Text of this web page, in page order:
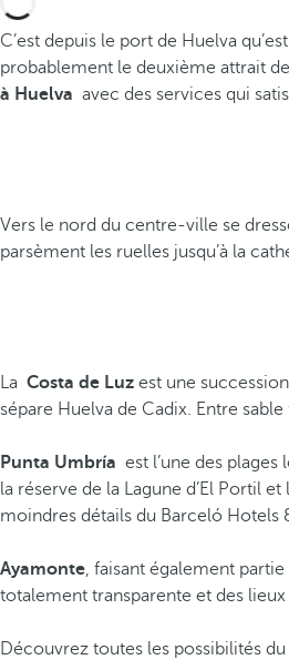
C’est depuis le port de Huelva
probablement le deuxième attrait
à Huelva avec des services qui
Vers le nord du centre-ville se
parsèment les ruelles jusqu’à la
La Costa de Luz est une
sépare Huelva de Cadix. Entre
Punta Umbría est l’une des
la réserve de la Lagune d’El Portil
moindres détails du Barceló Hotels
Ayamonte, faisant également
totalement transparente et des
Découvrez toutes les possibilités